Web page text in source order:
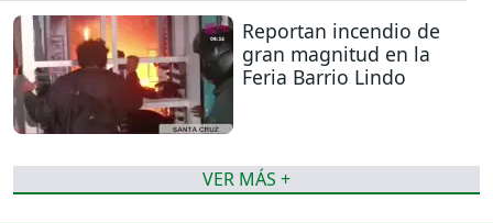
Reportan incendio de
gran magnitud en la
Feria Barrio Lindo
VER MÁS +